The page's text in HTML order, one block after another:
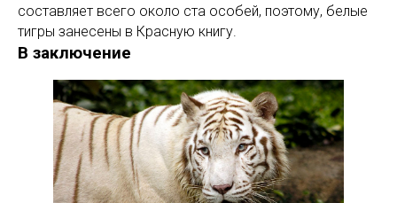
составляет всего около ста особей, поэтому, белые
тигры занесены в Красную книгу.
В заключение